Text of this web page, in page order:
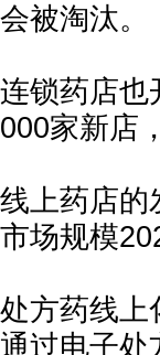
会被淘汰。
连锁药店也
000家新店
线上药店的
市场规模
处方药线上
通过电子处